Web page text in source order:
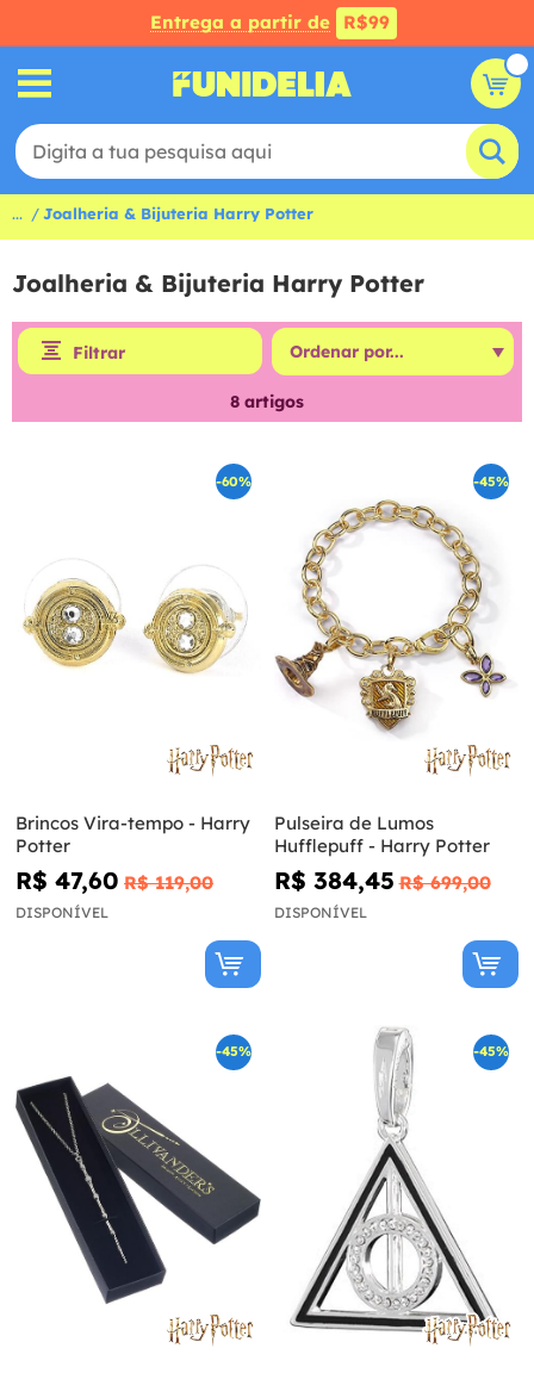
Entrega a partir de R$99
... Joalheria & Bijuteria Harry Potter
Joalheria & Bijuteria Harry Potter
Filtrar
8 artigos
-60%
Brincos Vira-tempo - Harry
Potter
R$ 47,60 R$ 119,00
DISPONÍVEL
-45%
Pulseira de Lumos
Hufflepuff - Harry Potter
R$ 384,45 R$ 699,00
DISPONÍVEL
-45% -45%